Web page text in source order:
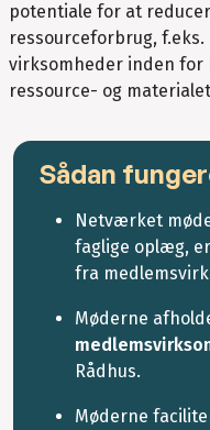
potentiale for at
ressourceforbrug,
virksomheder inden for
ressource- og
Sådan
Netværket
faglige oplæg,
fra
Møderne
Rådhus.
Møderne